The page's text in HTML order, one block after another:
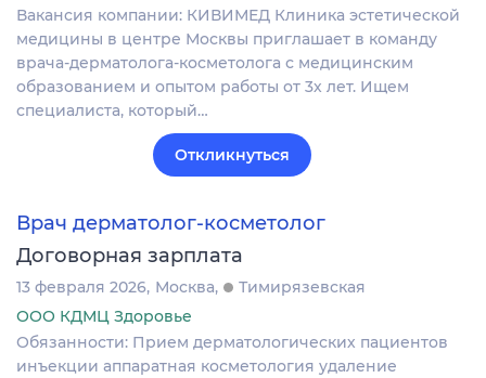
Вакансия компании: КИВИМЕД Клиника эстетической
медицины в центре Москвы приглашает в команду
врача-дерматолога-косметолога с медицинским
образованием и опытом работы от 3х лет. Ищем
специалиста, который…
Откликнуться
Врач дерматолог-косметолог
Договорная зарплата
13 февраля 2026 Москва
Тимирязевская
ООО КДМЦ Здоровье
Обязанности: Прием дерматологических пациентов
инъекции аппаратная косметология удаление